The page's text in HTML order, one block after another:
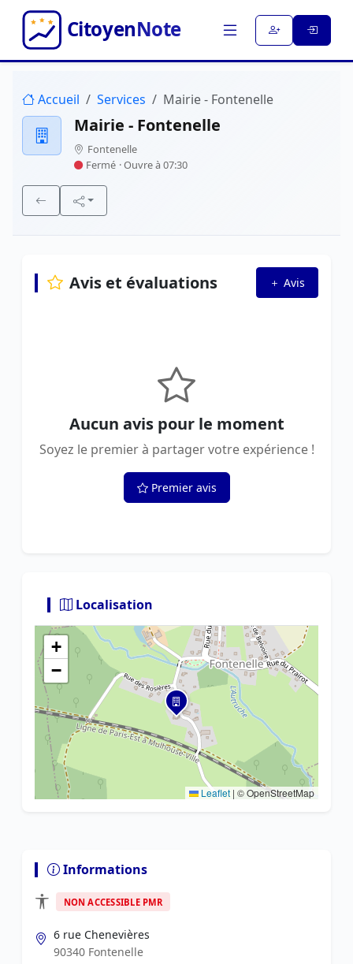
Accueil Services Mairie - Fontenelle
Mairie - Fontenelle
Fontenelle
Fermé · Ouvre à 07:30
Avis et évaluations Avis
Aucun avis pour le moment
Soyez le premier à partager votre expérience !
Premier avis
Localisation
+
−
Leaflet | © OpenStreetMap
Informations
NON ACCESSIBLE PMR
6 rue Chenevières
90340 Fontenelle